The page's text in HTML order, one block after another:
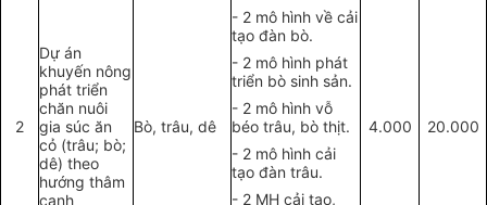
2
Dự án
khuyến nông
phát triển
chăn nuôi
gia súc ăn
cỏ (trâu; bò;
dê) theo
hướng thâm
canh
Bò, trâu, dê
- 2 mô hình về cải
tạo đàn bò.
- 2 mô hình phát
triển bò sinh sản.
- 2 mô hình vỗ
béo trâu, bò thịt.
- 2 mô hình cải
tạo đàn trâu.
- 2 MH cải tạo,
4.000 20.000